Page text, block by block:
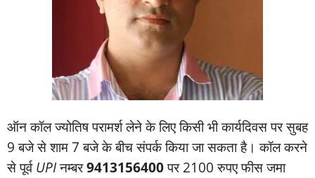
ऑन कॉल ज्‍योतिष परामर्श लेने के लिए किसी भी कार्यदिवस पर सुबह
9 बजे से शाम 7 बजे के बीच संपर्क किया जा सकता है। कॉल करने
से पूर्वUPIनम्‍बर9413156400पर 2100 रुपए फीस जमा